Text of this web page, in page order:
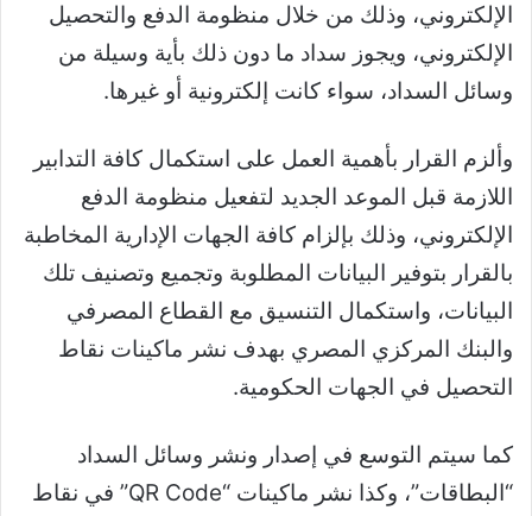
الإلكتروني، وذلك من خلال منظومة الدفع والتحصيل
الإلكتروني، ويجوز سداد ما دون ذلك بأية وسيلة من
وسائل السداد، سواء كانت إلكترونية أو غيرها.
وألزم القرار بأهمية العمل على استكمال كافة التدابير
اللازمة قبل الموعد الجديد لتفعيل منظومة الدفع
الإلكتروني، وذلك بإلزام كافة الجهات الإدارية المخاطبة
بالقرار بتوفير البيانات المطلوبة وتجميع وتصنيف تلك
البيانات، واستكمال التنسيق مع القطاع المصرفي
والبنك المركزي المصري بهدف نشر ماكينات نقاط
التحصيل في الجهات الحكومية.
كما سيتم التوسع في إصدار ونشر وسائل السداد
“البطاقات”، وكذا نشر ماكينات “QR Code” في نقاط